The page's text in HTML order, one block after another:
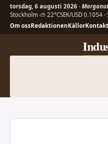
torsdag, 6 augusti 2026 ·
Stockholm ⛅ 22°CSEK/USD 0.1054 ·
Om ossRedaktionenKällorKontakt